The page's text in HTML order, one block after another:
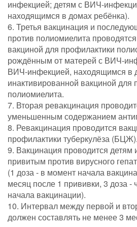
инфекцией; детям с ВИЧ-
находящимся в домах ребёнка).
6. Третья вакцинация и
против полиомиелита
вакциной для профилактики
рождённым от матерей с ВИЧ-
ВИЧ-инфекцией, находящимся в
инактивированной вакциной для
полиомиелита.
7. Вторая ревакцинация
уменьшенным содержанием
8. Ревакцинация проводится
профилактики туберкулёза (БЦЖ).
9. Вакцинация проводится
привитым против вирусного
(1 доза - в момент начала
месяц после 1 прививки, 3 доза -
начала вакцинации).
10. Интервал между первой и
должен составлять не менее 3